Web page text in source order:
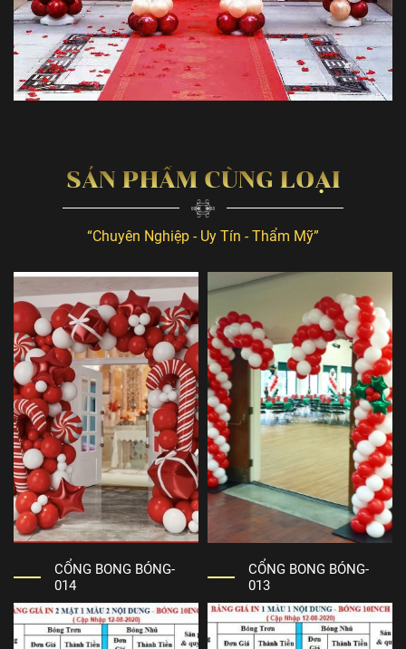
SẢN PHẨM CÙNG LOẠI
“Chuyên Nghiệp - Uy Tín - Thẩm Mỹ”
CỔNG BONG BÓNG-
014
CỔNG BONG BÓNG-
013